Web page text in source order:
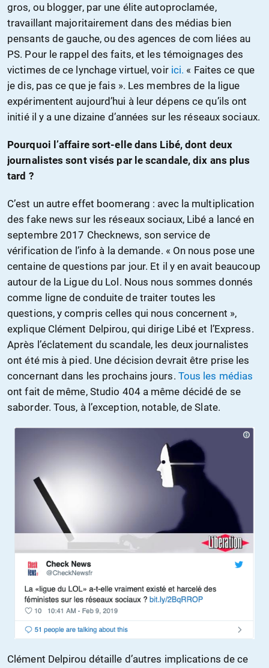
gros, ou blogger, par une élite autoproclamée,
travaillant majoritairement dans des médias bien
pensants de gauche, ou des agences de com liées au
PS. Pour le rappel des faits, et les témoignages des
victimes de ce lynchage virtuel, voir ici. « Faites ce que
je dis, pas ce que je fais ». Les membres de la ligue
expérimentent aujourd’hui à leur dépens ce qu’ils ont
initié il y a une dizaine d’années sur les réseaux sociaux.
Pourquoi l’affaire sort-elle dans Libé, dont deux
journalistes sont visés par le scandale, dix ans plus
tard ?
C’est un autre effet boomerang : avec la multiplication
des fake news sur les réseaux sociaux, Libé a lancé en
septembre 2017 Checknews, son service de
vérification de l’info à la demande. « On nous pose une
centaine de questions par jour. Et il y en avait beaucoup
autour de la Ligue du Lol. Nous nous sommes donnés
comme ligne de conduite de traiter toutes les
questions, y compris celles qui nous concernent »,
explique Clément Delpirou, qui dirige Libé et l’Express.
Après l’éclatement du scandale, les deux journalistes
ont été mis à pied. Une décision devrait être prise les
concernant dans les prochains jours. Tous les médias
ont fait de même, Studio 404 a même décidé de se
saborder. Tous, à l’exception, notable, de Slate.
Clément Delpirou détaille d’autres implications de ce